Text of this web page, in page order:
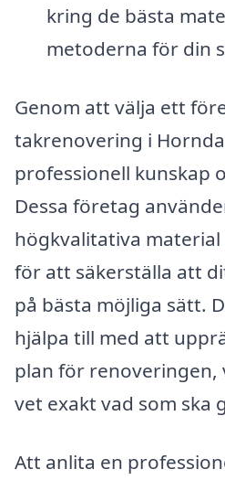
kring de bästa
metoderna för din
Genom att välja ett
takrenovering i
professionell kunskap
Dessa företag
högkvalitativa
för att säkerställa att
på bästa möjliga sätt.
hjälpa till med att
plan för renoveringen,
vet exakt vad som ska
Att anlita en